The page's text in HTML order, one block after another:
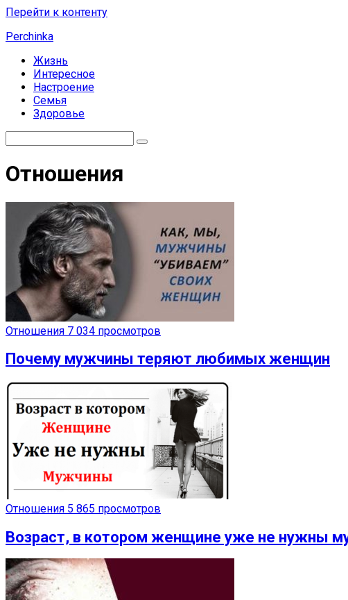
Перейти к контенту
Perchinka
Жизнь
Интересное
Настроение
Семья
Здоровье
Отношения
Отношения 7 034 просмотров
Почему мужчины теряют любимых женщин
Отношения 5 865 просмотров
Возраст, в котором женщине уже не нужны